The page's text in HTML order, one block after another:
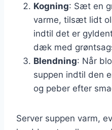
Kogning: Sæt en
varme, tilsæt lidt
indtil det er
dæk med
Blendning: Når
suppen indtil den
og peber efter
Server suppen varm,